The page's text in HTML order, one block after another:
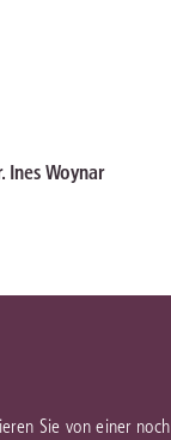
Ines Woynar
Sie von einer